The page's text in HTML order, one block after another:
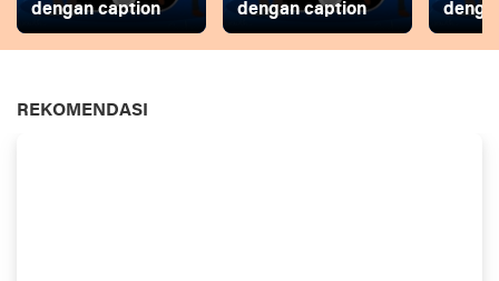
dengan caption
dengan caption
REKOMENDASI